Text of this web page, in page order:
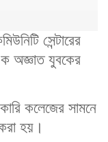
সেন্টারের
অজ্ঞাত যুবকের
কলেজের সামনে
হয়।